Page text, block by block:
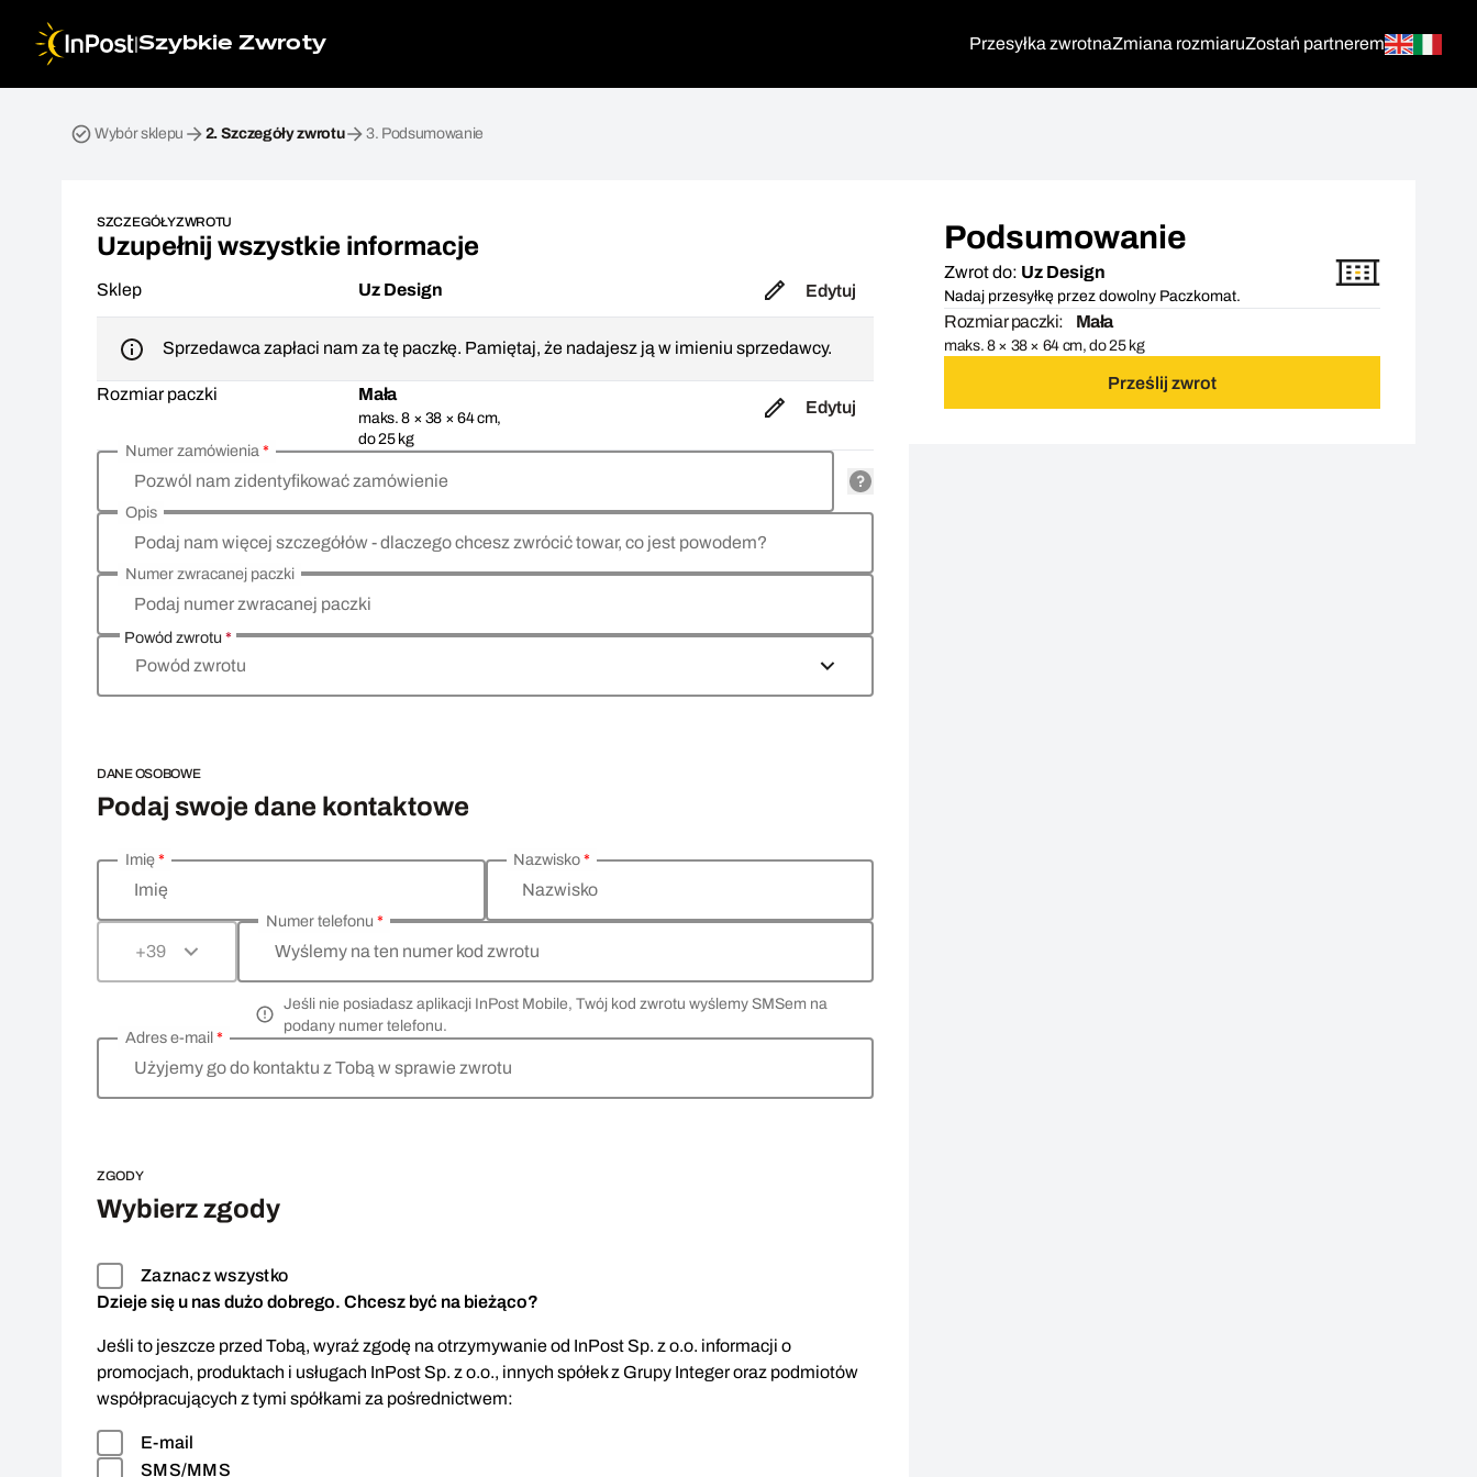
|Szybkie Zwroty Przesyłka zwrotnaZmiana rozmiaruZostań partnerem
Wybór sklepu 2. Szczegóły zwrotu 3. Podsumowanie
SZCZEGÓŁY ZWROTU
Uzupełnij wszystkie informacje
Sklep Uz Design Edytuj
Sprzedawca zapłaci nam za tę paczkę. Pamiętaj, że nadajesz ją w imieniu sprzedawcy.
Rozmiar paczki Mała
maks. 8 × 38 × 64 cm,
do 25 kg
Edytuj
Pozwól nam zidentyfikować zamówienie
Numer zamówienia*
Podaj nam więcej szczegółów - dlaczego chcesz zwrócić towar, co jest powodem?
Opis
Podaj numer zwracanej paczki
Numer zwracanej paczki
Powód zwrotu*
Powód zwrotu
DANE OSOBOWE
Podaj swoje dane kontaktowe
Wprowadź swoje dane osobowe
Imię
Imię*
Nazwisko
Nazwisko*
+39 Wyślemy na ten numer kod zwrotu
Numer telefonu *
Jeśli nie posiadasz aplikacji InPost Mobile, Twój kod zwrotu wyślemy SMSem na
podany numer telefonu.
Użyjemy go do kontaktu z Tobą w sprawie zwrotu
Adres e-mail *
ZGODY
Wybierz zgody
Zaznacz wszystko
Dzieje się u nas dużo dobrego. Chcesz być na bieżąco?
Jeśli to jeszcze przed Tobą, wyraź zgodę na otrzymywanie od InPost Sp. z o.o. informacji o
promocjach, produktach i usługach InPost Sp. z o.o., innych spółek z Grupy Integer oraz podmiotów
współpracujących z tymi spółkami za pośrednictwem:
E-mail
SMS/MMS
Podsumowanie
Zwrot do: Uz Design
Nadaj przesyłkę przez dowolny Paczkomat.
Rozmiar paczki: Mała
maks. 8 × 38 × 64 cm, do 25 kg
Prześlij zwrot